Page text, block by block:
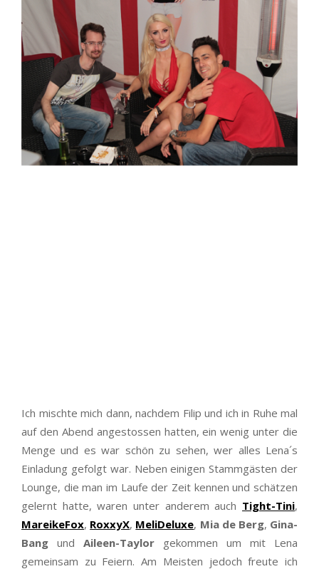
Ich mischte mich dann, nachdem Filip und ich in Ruhe mal
auf den Abend angestossen hatten, ein wenig unter die
Menge und es war schön zu sehen, wer alles Lena´s
Einladung gefolgt war. Neben einigen Stammgästen der
Lounge, die man im Laufe der Zeit kennen und schätzen
gelernt hatte, waren unter anderem auch Tight-Tini,
MareikeFox, RoxxyX, MeliDeluxe, Mia de Berg, Gina-
Bang und Aileen-Taylor gekommen um mit Lena
gemeinsam zu Feiern. Am Meisten jedoch freute ich